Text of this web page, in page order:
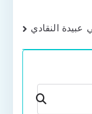
النقادي
بحث